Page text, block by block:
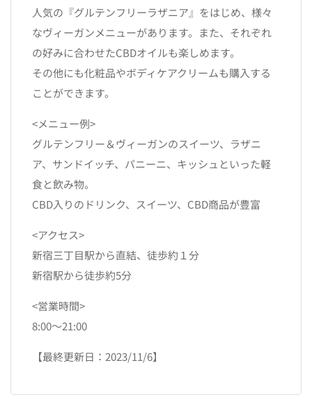
人気の『グルテンフリーラザニア』をはじめ、様々
なヴィーガンメニューがあります。また、それぞれ
の好みに合わせたCBDオイルも楽しめます。
その他にも化粧品やボディケアクリームも購入する
ことができます。
<メニュー例>
グルテンフリー＆ヴィーガンのスイーツ、ラザニ
ア、サンドイッチ、パニーニ、キッシュといった軽
食と飲み物。
CBD入りのドリンク、スイーツ、CBD商品が豊富
<アクセス>
新宿三丁目駅から直結、徒歩約１分
新宿駅から徒歩約5分
<営業時間>
8:00〜21:00
【最終更新日：2023/11/6】